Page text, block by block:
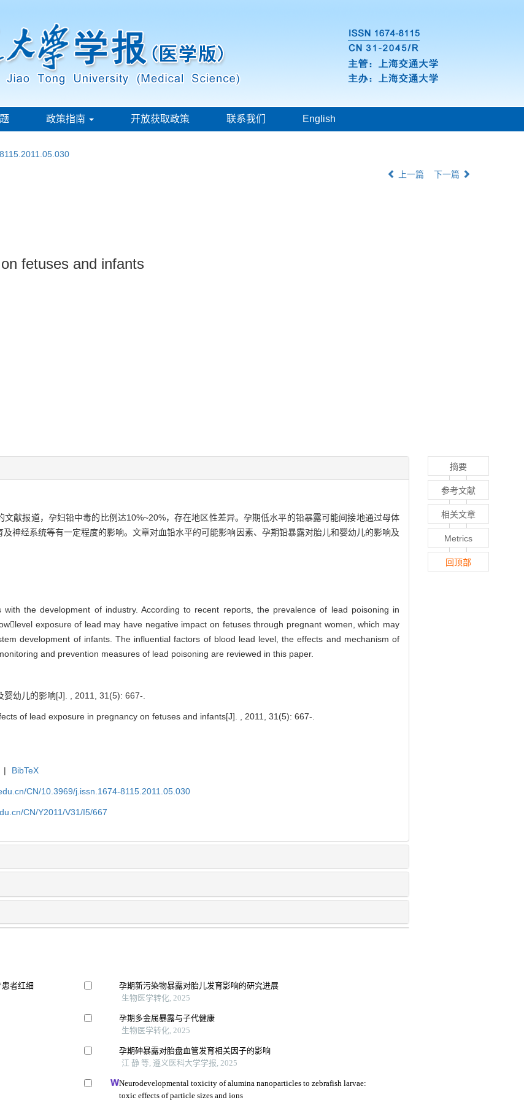
政策指南 开放获取政策 联系我们 English
上一篇 下一篇
fetuses and infants
献报道，孕妇铅中毒的比例达10%~20%，存在地区性差异。孕期低水平的铅暴露可能间接地通过母体
神经系统等有一定程度的影响。文章对血铅水平的可能影响因素、孕期铅暴露对胎儿和婴幼儿的影响及
the development of industry. According to recent reports, the prevalence of lead poisoning in
exposure of lead may have negative impact on fetuses through pregnant women, which may
development of infants. The influential factors of blood lead level, the effects and mechanism of
and prevention measures of lead poisoning are reviewed in this paper.
婴幼儿的影响[J]. , 2011, 31(5): 667-.
of lead exposure in pregnancy on fetuses and infants[J]. , 2011, 31(5): 667-.
| BibTeX
CN/10.3969/j.issn.1674-8115.2011.05.030
CN/Y2011/V31/I5/667
者红细
孕期新污染物暴露对胎儿发育影响的研究进展
生物医学转化, 2025
孕期多金属暴露与子代健康
生物医学转化, 2025
孕期砷暴露对胎盘血管发育相关因子的影响
江 静 等, 遵义医科大学学报, 2025
Neurodevelopmental toxicity of alumina nanoparticles to zebrafish larvae:
toxic effects of particle sizes and ions
摘要
参考文献
相关文章
Metrics
回顶部